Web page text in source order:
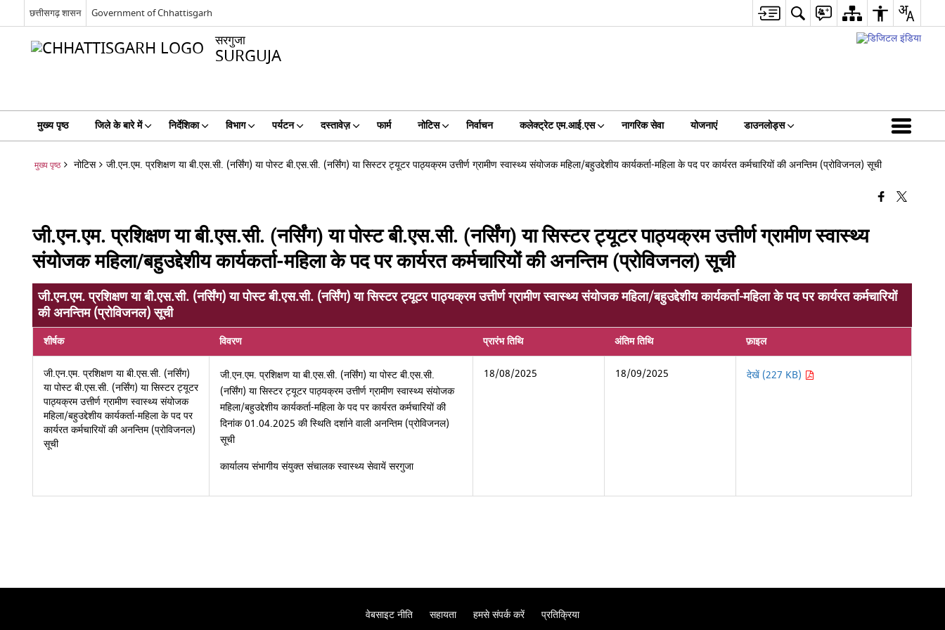
छत्तीसगढ़ शासन Government of Chhattisgarh
सरगुजा
SURGUJA
मुख्य पृष्ठ जिले के बारे में निर्देशिका विभाग पर्यटन दस्तावेज़ फार्म नोटिस निर्वाचन कलेक्ट्रेट एम.आई.एस नागरिक सेवा योजनाएं डाउनलोड्स
मुख्य पृष्ठ नोटिस जी.एन.एम. प्रशिक्षण या बी.एस.सी. (नर्सिंग) या पोस्ट बी.एस.सी. (नर्सिंग) या सिस्टर ट्यूटर पाठ्यक्रम उत्तीर्ण ग्रामीण स्वास्थ्य संयोजक महिला/बहुउद्देशीय कार्यकर्ता-महिला के पद पर कार्यरत कर्मचारियों की अनन्तिम (प्रोविजनल) सूची
जी.एन.एम. प्रशिक्षण या बी.एस.सी. (नर्सिंग) या पोस्ट बी.एस.सी. (नर्सिंग) या सिस्टर ट्यूटर पाठ्यक्रम उत्तीर्ण ग्रामीण स्वास्थ्य
संयोजक महिला/बहुउद्देशीय कार्यकर्ता-महिला के पद पर कार्यरत कर्मचारियों की अनन्तिम (प्रोविजनल) सूची
जी.एन.एम. प्रशिक्षण या बी.एस.सी. (नर्सिंग) या पोस्ट बी.एस.सी. (नर्सिंग) या सिस्टर ट्यूटर पाठ्यक्रम उत्तीर्ण ग्रामीण स्वास्थ्य संयोजक महिला/बहुउद्देशीय कार्यकर्ता-महिला के पद पर कार्यरत कर्मचारियों
की अनन्तिम (प्रोविजनल) सूची
शीर्षक विवरण प्रारंभ तिथि अंतिम तिथि फ़ाइल
जी.एन.एम. प्रशिक्षण या बी.एस.सी. (नर्सिंग)
या पोस्ट बी.एस.सी. (नर्सिंग) या सिस्टर ट्यूटर
पाठ्यक्रम उत्तीर्ण ग्रामीण स्वास्थ्य संयोजक
महिला/बहुउद्देशीय कार्यकर्ता-महिला के पद पर
कार्यरत कर्मचारियों की अनन्तिम (प्रोविजनल)
सूची
जी.एन.एम. प्रशिक्षण या बी.एस.सी. (नर्सिंग) या पोस्ट बी.एस.सी.
(नर्सिंग) या सिस्टर ट्यूटर पाठ्यक्रम उत्तीर्ण ग्रामीण स्वास्थ्य संयोजक
महिला/बहुउद्देशीय कार्यकर्ता-महिला के पद पर कार्यरत कर्मचारियों की
दिनांक 01.04.2025 की स्थिति दर्शाने वाली अनन्तिम (प्रोविजनल)
सूची
कार्यालय संभागीय संयुक्त संचालक स्वास्थ्य सेवायें सरगुजा
18/08/2025 18/09/2025 देखें (227 KB)
वेबसाइट नीति सहायता हमसे संपर्क करें प्रतिक्रिया